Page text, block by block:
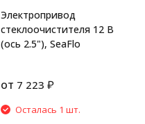
Электропривод
стеклоочистителя 12 В
(ось 2.5"), SeaFlo
от 7 223 ₽
Осталась 1 шт.